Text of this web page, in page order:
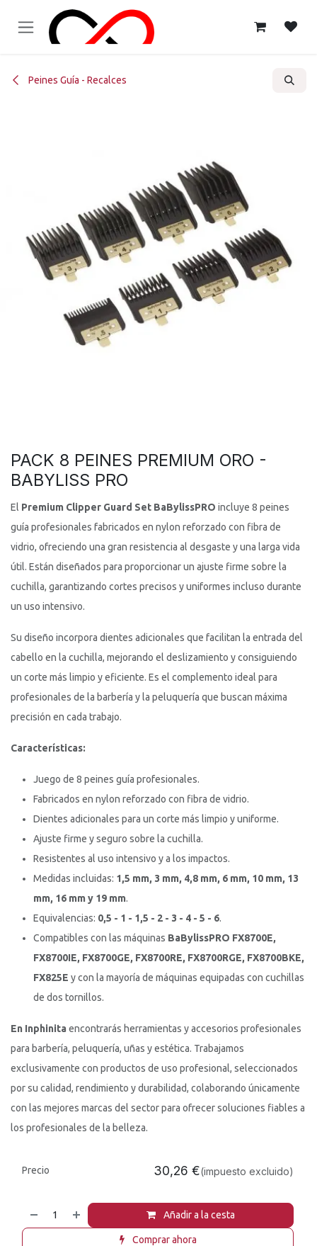
Peines Guía - Recalces
PACK 8 PEINES PREMIUM ORO -
BABYLISS PRO
El Premium Clipper Guard Set BaBylissPRO incluye 8 peines
guía profesionales fabricados en nylon reforzado con fibra de
vidrio, ofreciendo una gran resistencia al desgaste y una larga vida
útil. Están diseñados para proporcionar un ajuste firme sobre la
cuchilla, garantizando cortes precisos y uniformes incluso durante
un uso intensivo.
Su diseño incorpora dientes adicionales que facilitan la entrada del
cabello en la cuchilla, mejorando el deslizamiento y consiguiendo
un corte más limpio y eficiente. Es el complemento ideal para
profesionales de la barbería y la peluquería que buscan máxima
precisión en cada trabajo.
Características:
Juego de 8 peines guía profesionales.
Fabricados en nylon reforzado con fibra de vidrio.
Dientes adicionales para un corte más limpio y uniforme.
Ajuste firme y seguro sobre la cuchilla.
Resistentes al uso intensivo y a los impactos.
Medidas incluidas: 1,5 mm, 3 mm, 4,8 mm, 6 mm, 10 mm, 13
mm, 16 mm y 19 mm.
Equivalencias: 0,5 - 1 - 1,5 - 2 - 3 - 4 - 5 - 6.
Compatibles con las máquinas BaBylissPRO FX8700E,
FX8700IE, FX8700GE, FX8700RE, FX8700RGE, FX8700BKE,
FX825E y con la mayoría de máquinas equipadas con cuchillas
de dos tornillos.
En Inphinita encontrarás herramientas y accesorios profesionales
para barbería, peluquería, uñas y estética. Trabajamos
exclusivamente con productos de uso profesional, seleccionados
por su calidad, rendimiento y durabilidad, colaborando únicamente
con las mejores marcas del sector para ofrecer soluciones fiables a
los profesionales de la belleza.
Añadir a la cesta
Comprar ahora
Precio 30,26 €(impuesto excluido)